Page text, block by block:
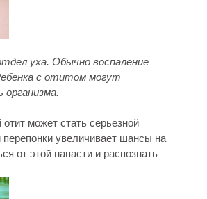
уха. Обычно воспаление
с отитом могут
может стать серьезной
увеличивает шансы на
от этой напасти и распознать